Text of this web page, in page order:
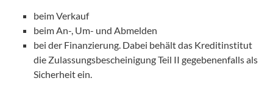
beim Verkauf
beim An-, Um- und Abmelden
bei der Finanzierung. Dabei behält das Kreditinstitut
die Zulassungsbescheinigung Teil II gegebenenfalls als
Sicherheit ein.